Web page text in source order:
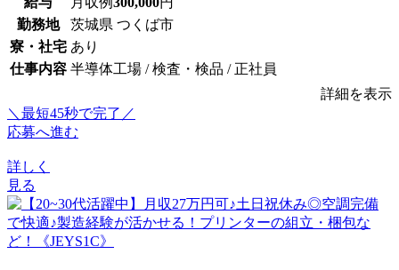
勤務地
茨城県 つくば市
寮・社宅 あり
仕事内容 半導体工場 / 検査・検品 / 正社員
詳細を表示
＼最短45秒で完了／
応募へ進む
詳しく
見る